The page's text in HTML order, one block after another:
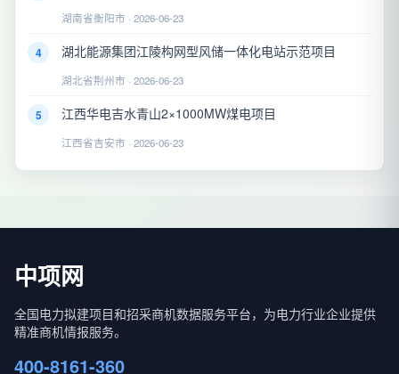
湖南省衡阳市 · 2026-06-23
4 湖北能源集团江陵构网型风储一体化电站示范项目
湖北省荆州市 · 2026-06-23
5 江西华电吉水青山2×1000MW煤电项目
江西省吉安市 · 2026-06-23
中项网
全国电力拟建项目和招采商机数据服务平台，为电力行业企业提供
精准商机情报服务。
400-8161-360